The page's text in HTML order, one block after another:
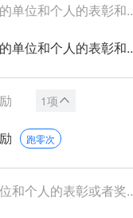
单位和个人的表彰和
单位和个人的表彰和
1项
跑零次
和个人的表彰或者奖